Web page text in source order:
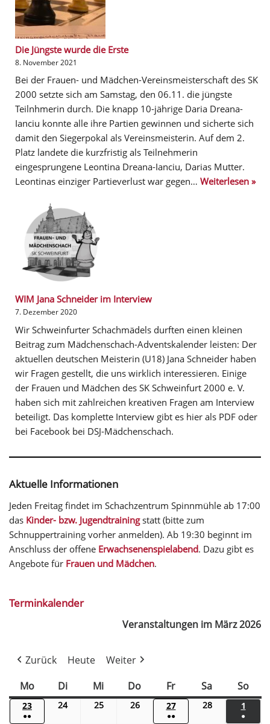
Die Jüngste wurde die Erste
8. November 2021
Bei der Frauen- und Mädchen-Vereinsmeisterschaft des SK
2000 setzte sich am Samstag, den 06.11. die jüngste
Teilnhmerin durch. Die knapp 10-jährige Daria Dreana-
Ianciu konnte alle ihre Partien gewinnen und sicherte sich
damit den Siegerpokal als Vereinsmeisterin. Auf dem 2.
Platz landete die kurzfristig als Teilnehmerin
eingesprungene Leontina Dreana-Ianciu, Darias Mutter.
Leontinas einziger Partieverlust war gegen… Weiterlesen »
WIM Jana Schneider im Interview
7. Dezember 2020
Wir Schweinfurter Schachmädels durften einen kleinen
Beitrag zum Mädchenschach-Adventskalender leisten: Der
aktuellen deutschen Meisterin (U18) Jana Schneider haben
wir Fragen gestellt, die uns wirklich interessieren. Einige
der Frauen und Mädchen des SK Schweinfurt 2000 e. V.
haben sich mit zahlreichen kreativen Fragen am Interview
beteiligt. Das komplette Interview gibt es hier als PDF oder
bei Facebook bei DSJ-Mädchenschach.
Aktuelle Informationen
Jeden Freitag findet im Schachzentrum Spinnmühle ab 17:00
das Kinder- bzw. Jugendtrainingstatt (bitte zum
Schnuppertraining vorher anmelden). Ab 19:30 beginnt im
Anschluss der offene Erwachsenenspielabend. Dazu gibt es
Angebote für Frauen und Mädchen.
Terminkalender
Veranstaltungen im März 2026
Zurück Heute
Weiter
Mo
Di Mi Do Fr Sa So
23
●●
24 25 26 27
●●
28 1
●